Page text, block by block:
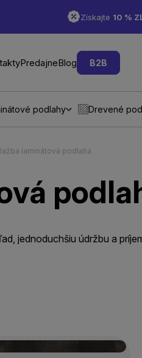
Získajte 10 %
PredajneBlog B2B
podlahy Drevené
laminátová podlaha
jednoduchšiu údržbu a